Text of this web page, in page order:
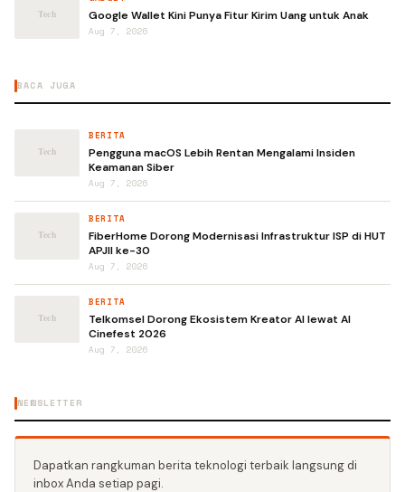
Google Wallet Kini Punya Fitur Kirim Uang untuk Anak
Aug 7, 2026
BACA JUGA
BERITA
Pengguna macOS Lebih Rentan Mengalami Insiden
Keamanan Siber
Aug 7, 2026
BERITA
FiberHome Dorong Modernisasi Infrastruktur ISP di HUT
APJII ke-30
Aug 7, 2026
BERITA
Telkomsel Dorong Ekosistem Kreator AI lewat AI
Cinefest 2026
Aug 7, 2026
NEWSLETTER
Dapatkan rangkuman berita teknologi terbaik langsung di
inbox Anda setiap pagi.